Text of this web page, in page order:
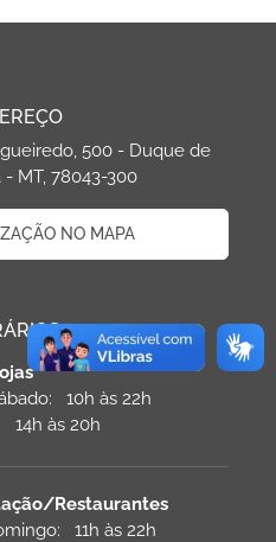
500 - Duque de
- MT, 78043-300
NO MAPA
10h às 22h
14h às 20h
Restaurantes
11h às 22h